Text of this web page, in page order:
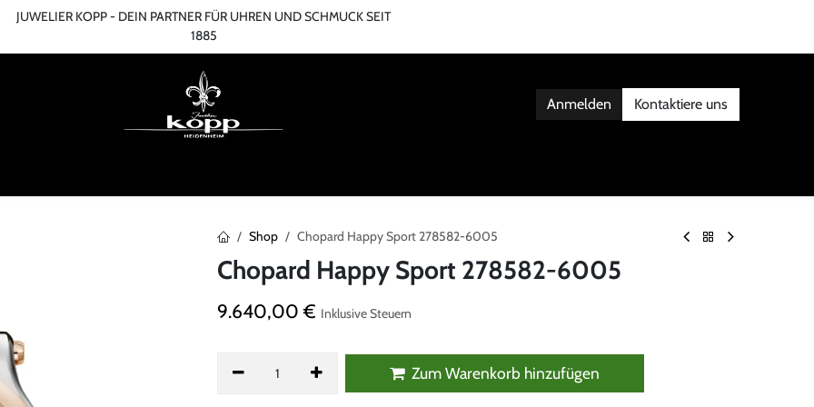
JUWELIER KOPP - DEIN PARTNER FÜR UHREN UND SCHMUCK SEIT
1885
Anmelden Kontaktiere uns
Shop Chopard Happy Sport 278582-6005
Chopard Happy Sport 278582-6005
9.640,00 € Inklusive Steuern
Zum Warenkorb hinzufügen